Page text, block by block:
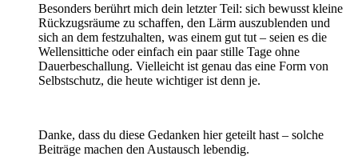
Besonders berührt mich dein letzter Teil: sich bewusst kleine
Rückzugsräume zu schaffen, den Lärm auszublenden und
sich an dem festzuhalten, was einem gut tut – seien es die
Wellensittiche oder einfach ein paar stille Tage ohne
Dauerbeschallung. Vielleicht ist genau das eine Form von
Selbstschutz, die heute wichtiger ist denn je.
Danke, dass du diese Gedanken hier geteilt hast – solche
Beiträge machen den Austausch lebendig.